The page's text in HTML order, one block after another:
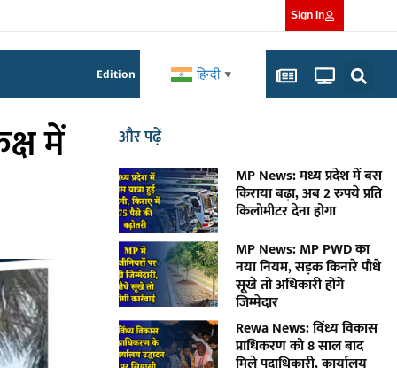
Sign in
Edition हिन्दी ▼
में और पढ़ें
MP News: मध्य प्रदेश में बस
किराया बढ़ा, अब 2 रुपये प्रति
किलोमीटर देना होगा
MP News: MP PWD का
नया नियम, सड़क किनारे पौधे
सूखे तो अधिकारी होंगे
जिम्मेदार
Rewa News: विंध्य विकास
प्राधिकरण को 8 साल बाद